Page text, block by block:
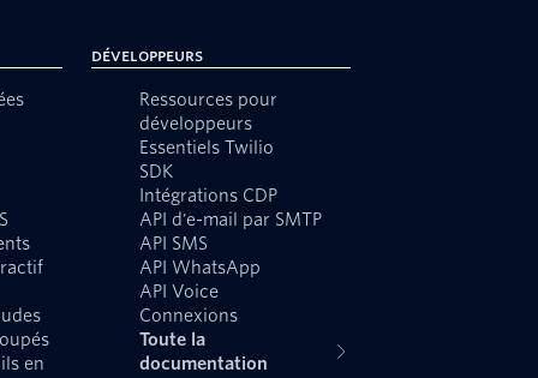
en
Développeurs
Ressources pour
développeurs
Essentiels Twilio
SDK
Intégrations CDP
API d'e-mail par SMTP
API SMS
API WhatsApp
API Voice
Connexions
Toute la
documentation